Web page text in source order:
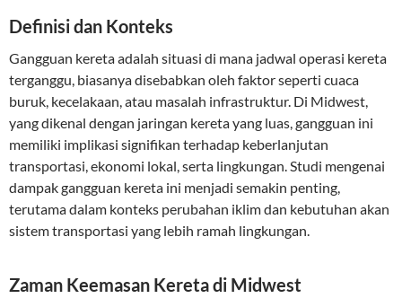
Definisi dan Konteks
Gangguan kereta adalah situasi di mana jadwal operasi kereta
terganggu, biasanya disebabkan oleh faktor seperti cuaca
buruk, kecelakaan, atau masalah infrastruktur. Di Midwest,
yang dikenal dengan jaringan kereta yang luas, gangguan ini
memiliki implikasi signifikan terhadap keberlanjutan
transportasi, ekonomi lokal, serta lingkungan. Studi mengenai
dampak gangguan kereta ini menjadi semakin penting,
terutama dalam konteks perubahan iklim dan kebutuhan akan
sistem transportasi yang lebih ramah lingkungan.
Zaman Keemasan Kereta di Midwest